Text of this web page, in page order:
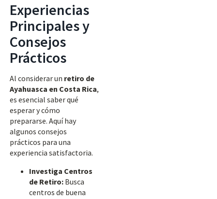
Experiencias
Principales y
Consejos
Prácticos
Al considerar un retiro de
Ayahuasca en Costa Rica,
es esencial saber qué
esperar y cómo
prepararse. Aquí hay
algunos consejos
prácticos para una
experiencia satisfactoria.
Investiga Centros
de Retiro: Busca
centros de buena